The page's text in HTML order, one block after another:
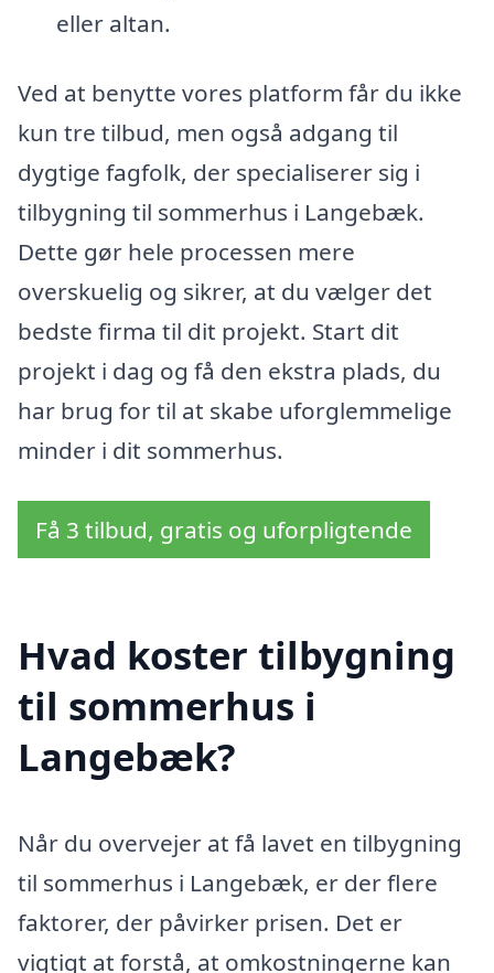
eller altan.
Ved at benytte vores platform får du ikke
kun tre tilbud, men også adgang til
dygtige fagfolk, der specialiserer sig i
tilbygning til sommerhus i Langebæk.
Dette gør hele processen mere
overskuelig og sikrer, at du vælger det
bedste firma til dit projekt. Start dit
projekt i dag og få den ekstra plads, du
har brug for til at skabe uforglemmelige
minder i dit sommerhus.
Få 3 tilbud, gratis og uforpligtende
Hvad koster tilbygning
til sommerhus i
Langebæk?
Når du overvejer at få lavet en tilbygning
til sommerhus i Langebæk, er der flere
faktorer, der påvirker prisen. Det er
vigtigt at forstå, at omkostningerne kan